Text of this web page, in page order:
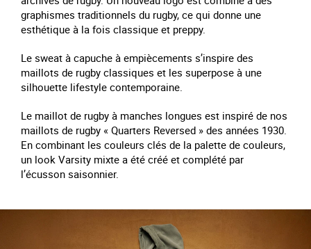
graphismes traditionnels du rugby, ce qui donne une
esthétique à la fois classique et preppy.
Le sweat à capuche à empiècements s’inspire des
maillots de rugby classiques et les superpose à une
silhouette lifestyle contemporaine.
Le maillot de rugby à manches longues est inspiré de nos
maillots de rugby « Quarters Reversed » des années 1930.
En combinant les couleurs clés de la palette de couleurs,
un look Varsity mixte a été créé et complété par
l’écusson saisonnier.